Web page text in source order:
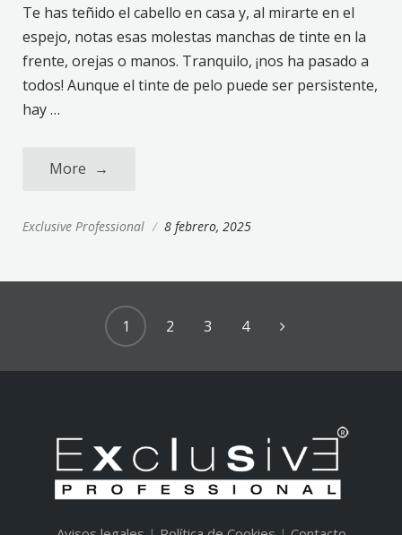
Te has teñido el cabello en casa y, al mirarte en el
espejo, notas esas molestas manchas de tinte en la
frente, orejas o manos. Tranquilo, ¡nos ha pasado a
todos! Aunque el tinte de pelo puede ser persistente,
hay …
More →
Exclusive Professional / 8 febrero, 2025
1 2 3 4